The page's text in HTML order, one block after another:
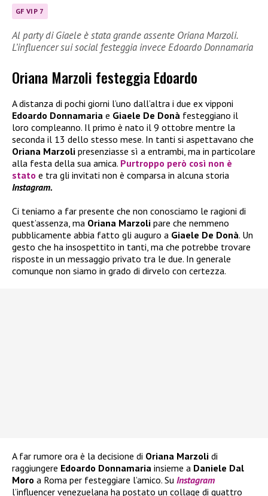
GF VIP 7
Al party di Giaele è stata grande assente Oriana Marzoli.
L’influencer sui social festeggia invece Edoardo Donnamaria
Oriana Marzoli festeggia Edoardo
A distanza di pochi giorni l’uno dall’altra i due ex vipponi
Edoardo Donnamaria e Giaele De Donà festeggiano il
loro compleanno. Il primo è nato il 9 ottobre mentre la
seconda il 13 dello stesso mese. In tanti si aspettavano che
Oriana Marzoli presenziasse sì a entrambi, ma in particolare
alla festa della sua amica. Purtroppo però così non è
stato e tra gli invitati non è comparsa in alcuna storia
Instagram.
Ci teniamo a far presente che non conosciamo le ragioni di
quest’assenza, ma Oriana Marzoli pare che nemmeno
pubblicamente abbia fatto gli auguro a Giaele De Donà. Un
gesto che ha insospettito in tanti, ma che potrebbe trovare
risposte in un messaggio privato tra le due. In generale
comunque non siamo in grado di dirvelo con certezza.
A far rumore ora è la decisione di Oriana Marzoli di
raggiungere Edoardo Donnamaria insieme a Daniele Dal
Moro a Roma per festeggiare l’amico. Su Instagram
l’influencer venezuelana ha postato un collage di quattro